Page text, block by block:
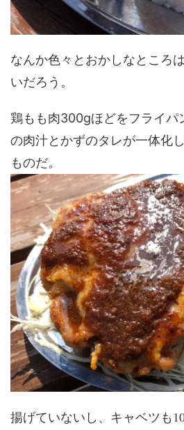
なんか色々とおかしなところ
いだろう。
鶏もも肉300gほどをフライパ
の肉汁とかずのタレが一体化
ものだ。
揚げていないし、 キャベツも